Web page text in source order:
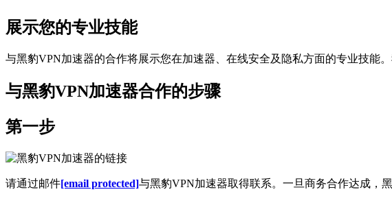
展示您的专业技能
与黑豹VPN加速器的合作将展示您在加速器、在线安全及隐私方面的专业技能
与黑豹VPN加速器合作的步骤
第一步
请通过邮件[email protected]与黑豹VPN加速器取得联系。一旦商务合作达成，